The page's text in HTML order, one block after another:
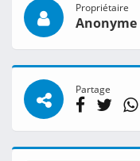
Propriétaire
Anonyme
Partage